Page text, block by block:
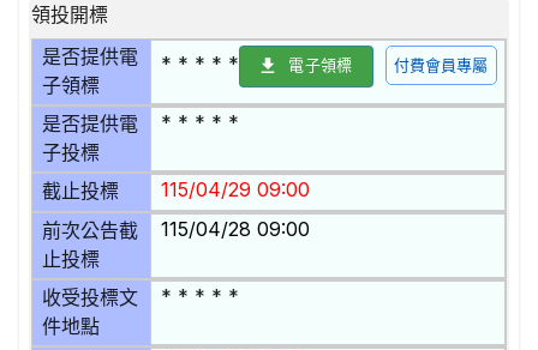
領投開標
是否提供電
子領標
* * * * * 電子領標 付費會員專屬
是否提供電
子投標
* * * * *
截止投標 115/04/29 09:00
前次公告截
止投標
115/04/28 09:00
收受投標文
件地點
* * * * *